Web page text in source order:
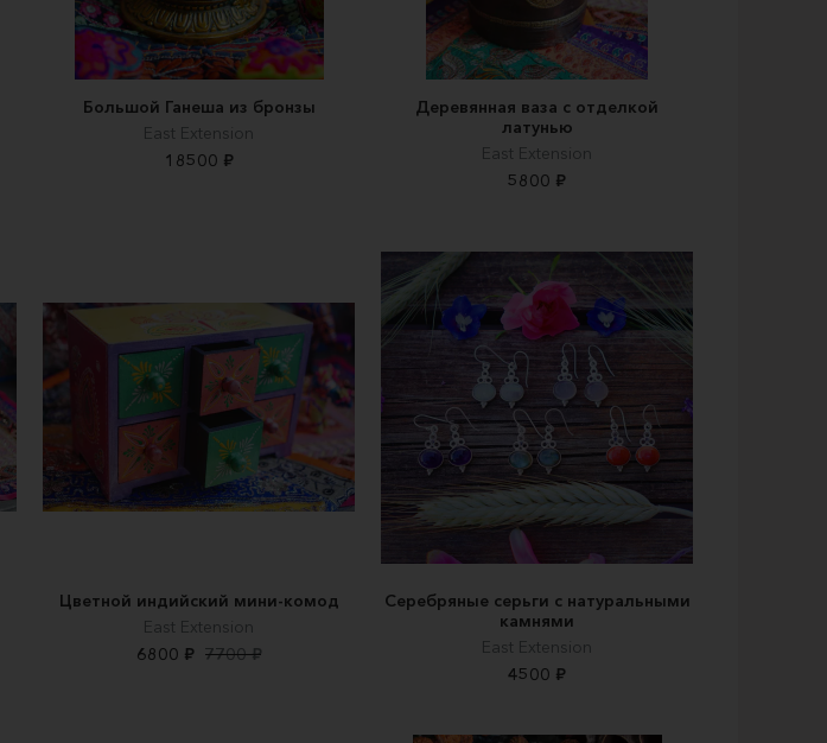
Большой Ганеша из бронзы
East Extension
18500 ₽
Деревянная ваза с отделкой
латунью
East Extension
5800 ₽
Цветной индийский мини-комод
East Extension
6800 ₽ 7700 ₽
Серебряные серьги с натуральными
камнями
East Extension
4500 ₽